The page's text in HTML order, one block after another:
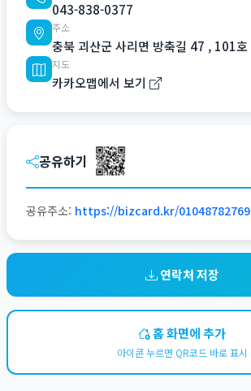
043-838-0377
주소
충북 괴산군 사리면 방축길 47 , 101호
지도
카카오맵에서 보기
공유하기
공유주소: https://bizcard.kr/01048782769
연락처 저장
홈 화면에 추가
아이콘 누르면 QR코드 바로 표시